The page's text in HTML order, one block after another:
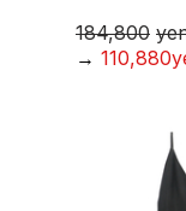
184,800
→